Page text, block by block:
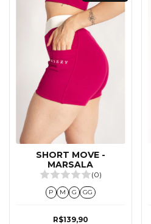
SHORT MOVE -
MARSALA
(0)
P M G GG
R$139,90